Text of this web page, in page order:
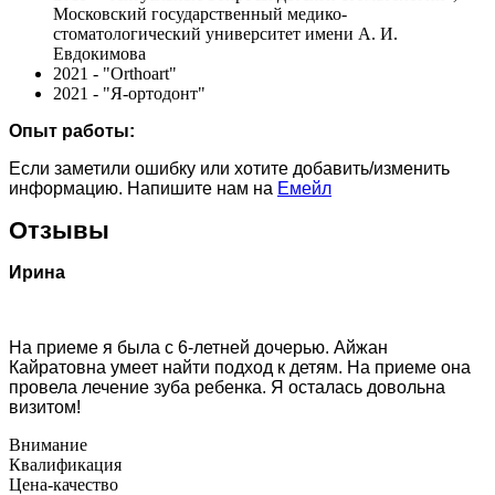
Московский государственный медико-
стоматологический университет имени А. И.
Евдокимова
2021 - "Orthoart"
2021 - "Я-ортодонт"
Опыт работы:
Если заметили ошибку или хотите добавить/изменить
информацию. Напишите нам на Емейл
Отзывы
Ирина
На приеме я была с 6-летней дочерью. Айжан
Кайратовна умеет найти подход к детям. На приеме она
провела лечение зуба ребенка. Я осталась довольна
визитом!
Внимание
Квалификация
Цена-качество